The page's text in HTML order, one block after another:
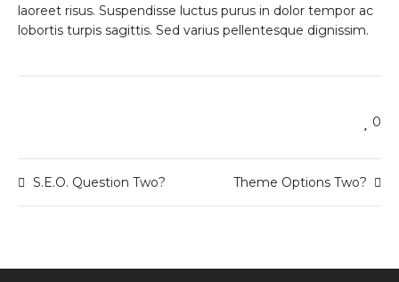
laoreet risus. Suspendisse luctus purus in dolor tempor ac
lobortis turpis sagittis. Sed varius pellentesque dignissim.
0
S.E.O. Question Two? Theme Options Two?